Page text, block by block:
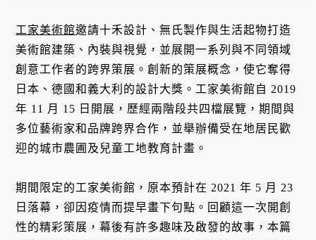
工家美術館邀請十禾設計、無氏製作與生活起物打造
美術館建築、內裝與視覺，並展開一系列與不同領域
創意工作者的跨界策展。創新的策展概念，使它奪得
日本、德國和義大利的設計大獎。工家美術館自 2019
年 11 月 15 日開展，歷經兩階段共四檔展覽，期間與
多位藝術家和品牌跨界合作，並舉辦備受在地居民歡
迎的城市農圃及兒童工地教育計畫。
期間限定的工家美術館，原本預計在 2021 年 5 月 23
日落幕，卻因疫情而提早畫下句點。回顧這一次開創
性的精彩策展，幕後有許多趣味及啟發的故事，本篇